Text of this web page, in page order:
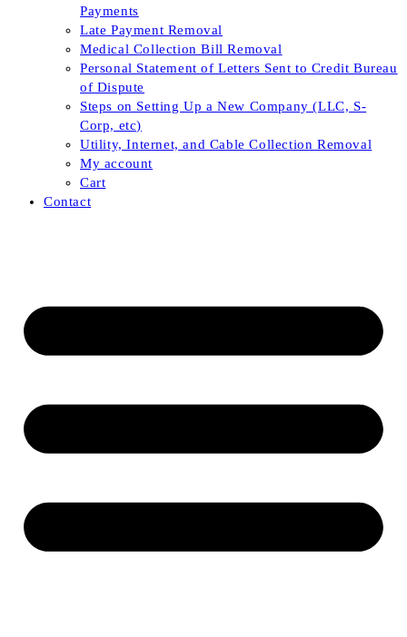
Payments
Late Payment Removal
Medical Collection Bill Removal
Personal Statement of Letters Sent to Credit Bureau
of Dispute
Steps on Setting Up a New Company (LLC, S-
Corp, etc)
Utility, Internet, and Cable Collection Removal
My account
Cart
Contact